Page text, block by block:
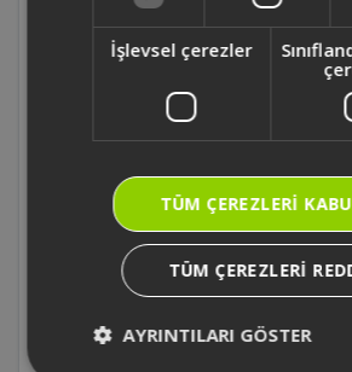
edilmelidir?
AR4133 - Arzum Olımpıa Speed
SüpürgeToz haznesi nasıl
AR4133 - Arzum Olımpıa Speed
Süpürge Yatay park yuvası ne işe
AR4133 - Arzum Olımpıa Speed
Süpürge Ürünün kullanım ömrü
İşlevsel çerezler
TÜM ÇEREZLERI
TÜM ÇEREZLERI
AYRINTILARI GÖSTER